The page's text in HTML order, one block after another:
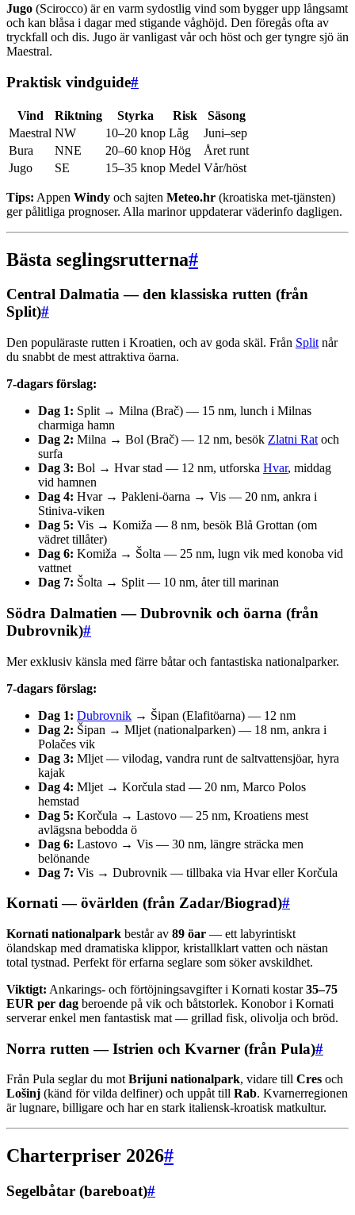
Jugo (Scirocco) är en varm sydostlig vind som bygger upp långsamt
och kan blåsa i dagar med stigande våghöjd. Den föregås ofta av
tryckfall och dis. Jugo är vanligast vår och höst och ger tyngre sjö än
Maestral.
Praktisk vindguide#
Vind Riktning Styrka Risk
Säsong
Maestral NW 10–20 knop Låg
Juni–sep
Bura
NNE 20–60 knop Hög
Året runt
Jugo
SE 15–35 knop Medel Vår/höst
Tips: Appen Windy och sajten Meteo.hr (kroatiska met-tjänsten)
ger pålitliga prognoser. Alla marinor uppdaterar väderinfo dagligen.
Bästa seglingsrutterna#
Central Dalmatia — den klassiska rutten (från
Split)#
Den populäraste rutten i Kroatien, och av goda skäl. Från Split når
du snabbt de mest attraktiva öarna.
7-dagars förslag:
Dag 1: Split → Milna (Brač) — 15 nm, lunch i Milnas
charmiga hamn
Dag 2: Milna → Bol (Brač) — 12 nm, besök Zlatni Rat och
surfa
Dag 3: Bol → Hvar stad — 12 nm, utforska Hvar, middag
vid hamnen
Dag 4: Hvar → Pakleni-öarna → Vis — 20 nm, ankra i
Stiniva-viken
Dag 5: Vis → Komiža — 8 nm, besök Blå Grottan (om
vädret tillåter)
Dag 6: Komiža → Šolta — 25 nm, lugn vik med konoba vid
vattnet
Dag 7: Šolta → Split — 10 nm, åter till marinan
Södra Dalmatien — Dubrovnik och öarna (från
Dubrovnik)#
Mer exklusiv känsla med färre båtar och fantastiska nationalparker.
7-dagars förslag:
Dag 1: Dubrovnik → Šipan (Elafitöarna) — 12 nm
Dag 2: Šipan → Mljet (nationalparken) — 18 nm, ankra i
Polačes vik
Dag 3: Mljet — vilodag, vandra runt de saltvattensjöar, hyra
kajak
Dag 4: Mljet → Korčula stad — 20 nm, Marco Polos
hemstad
Dag 5: Korčula → Lastovo — 25 nm, Kroatiens mest
avlägsna bebodda ö
Dag 6: Lastovo → Vis — 30 nm, längre sträcka men
belönande
Dag 7: Vis → Dubrovnik — tillbaka via Hvar eller Korčula
Kornati — övärlden (från Zadar/Biograd)#
Kornati nationalpark består av 89 öar — ett labyrintiskt
ölandskap med dramatiska klippor, kristallklart vatten och nästan
total tystnad. Perfekt för erfarna seglare som söker avskildhet.
Viktigt: Ankarings- och förtöjningsavgifter i Kornati kostar35–75
EUR per dag beroende på vik och båtstorlek. Konobor i Kornati
serverar enkel men fantastisk mat — grillad fisk, olivolja och bröd.
Norra rutten — Istrien och Kvarner (från Pula)#
Från Pula seglar du motBrijuni nationalpark, vidare till Cres och
Lošinj (känd för vilda delfiner) och uppåt till Rab. Kvarnerregionen
är lugnare, billigare och har en stark italiensk-kroatisk matkultur.
Charterpriser 2026#
Segelbåtar (bareboat)#